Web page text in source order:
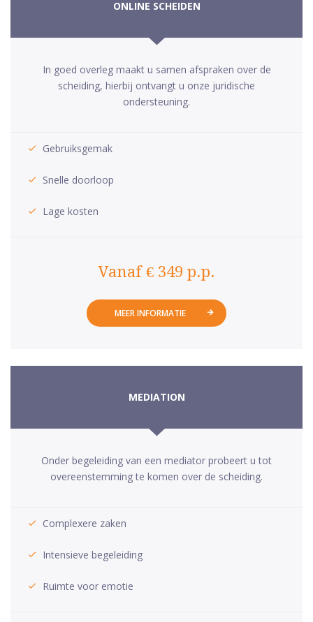
ONLINE SCHEIDEN
In goed overleg maakt u samen afspraken over de
scheiding, hierbij ontvangt u onze juridische
ondersteuning.
Gebruiksgemak
Snelle doorloop
Lage kosten
Vanaf € 349 p.p.
MEER INFORMATIE
MEDIATION
Onder begeleiding van een mediator probeert u tot
overeenstemming te komen over de scheiding.
Complexere zaken
Intensieve begeleiding
Ruimte voor emotie